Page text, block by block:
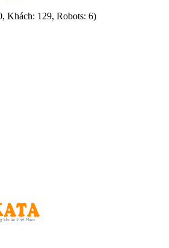
Khách: 129, Robots: 6)